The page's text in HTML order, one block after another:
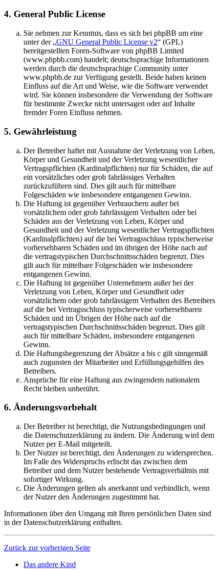
4. General Public License
Sie nehmen zur Kenntnis, dass es sich bei phpBB um eine
unter der „GNU General Public License v2“ (GPL)
bereitgestellten Foren-Software von phpBB Limited
(www.phpbb.com) handelt; deutschsprachige Informationen
werden durch die deutschsprachige Community unter
www.phpbb.de zur Verfügung gestellt. Beide haben keinen
Einfluss auf die Art und Weise, wie die Software verwendet
wird. Sie können insbesondere die Verwendung der Software
für bestimmte Zwecke nicht untersagen oder auf Inhalte
fremder Foren Einfluss nehmen.
5. Gewährleistung
Der Betreiber haftet mit Ausnahme der Verletzung von Leben,
Körper und Gesundheit und der Verletzung wesentlicher
Vertragspflichten (Kardinalpflichten) nur für Schäden, die auf
ein vorsätzliches oder grob fahrlässiges Verhalten
zurückzuführen sind. Dies gilt auch für mittelbare
Folgeschäden wie insbesondere entgangenen Gewinn.
Die Haftung ist gegenüber Verbrauchern außer bei
vorsätzlichem oder grob fahrlässigem Verhalten oder bei
Schäden aus der Verletzung von Leben, Körper und
Gesundheit und der Verletzung wesentlicher Vertragspflichten
(Kardinalpflichten) auf die bei Vertragsschluss typischerweise
vorhersehbaren Schäden und im übrigen der Höhe nach auf
die vertragstypischen Durchschnittsschäden begrenzt. Dies
gilt auch für mittelbare Folgeschäden wie insbesondere
entgangenen Gewinn.
Die Haftung ist gegenüber Unternehmern außer bei der
Verletzung von Leben, Körper und Gesundheit oder
vorsätzlichem oder grob fahrlässigem Verhalten des Betreibers
auf die bei Vertragsschluss typischerweise vorhersehbaren
Schäden und im Übrigen der Höhe nach auf die
vertragstypischen Durchschnittsschäden begrenzt. Dies gilt
auch für mittelbare Schäden, insbesondere entgangenen
Gewinn.
Die Haftungsbegrenzung der Absätze a bis c gilt sinngemäß
auch zugunsten der Mitarbeiter und Erfüllungsgehilfen des
Betreibers.
Ansprüche für eine Haftung aus zwingendem nationalem
Recht bleiben unberührt.
6. Änderungsvorbehalt
Der Betreiber ist berechtigt, die Nutzungsbedingungen und
die Datenschutzerklärung zu ändern. Die Änderung wird dem
Nutzer per E-Mail mitgeteilt.
Der Nutzer ist berechtigt, den Änderungen zu widersprechen.
Im Falle des Widerspruchs erlischt das zwischen dem
Betreiber und dem Nutzer bestehende Vertragsverhältnis mit
sofortiger Wirkung.
Die Änderungen gelten als anerkannt und verbindlich, wenn
der Nutzer den Änderungen zugestimmt hat.
Informationen über den Umgang mit Ihren persönlichen Daten sind
in der Datenschutzerklärung enthalten.
Zurück zur vorherigen Seite
Das andere Kind